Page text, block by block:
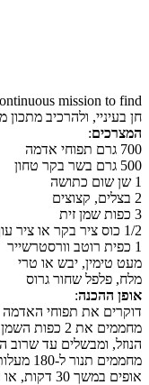
חן בעיניי, ולהרכיב
המצרכים:
700 גרם תפוחי אדמה
500 גרם בשר בקר טחון
1 שן שום כתושה
2 בצלים, קצוצים
3 כפות שמן זית
1/2 כוס ציר בקר או ציר עוף או מים
1 כפית רוטב וורסטרשייר
מעט טימין, יבש או טרי
מלח, פלפל שחור גרוס
אופן ההכנה:
דוקרים את תפוחי האדמה במזלג, ומרככים במיקרוגל כ-8 דקות, עד שתפוחי האדמה
מחממים את
הנוזל, ומבשלים עד שרוב
מחממים תנור ל-180 מעלות ומשמנים תבנית מלבנית. מעבירים את תערובת הבשר לתבנית ומיישרים. מורחים מעל את הפירה (זה די קשה. מומלץ להעזר במרית ואפילו באצבעות).
אופים במשך 30 דקות, או עד ששכבת הפירה משחימה.